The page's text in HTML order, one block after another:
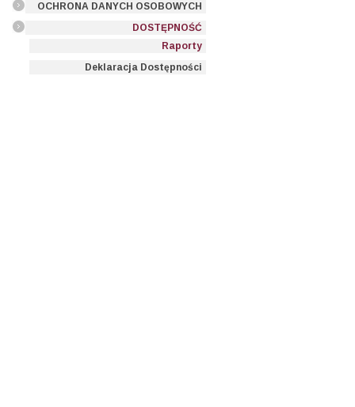
OCHRONA DANYCH OSOBOWYCH
DOSTĘPNOŚĆ
Raporty
Deklaracja Dostępności